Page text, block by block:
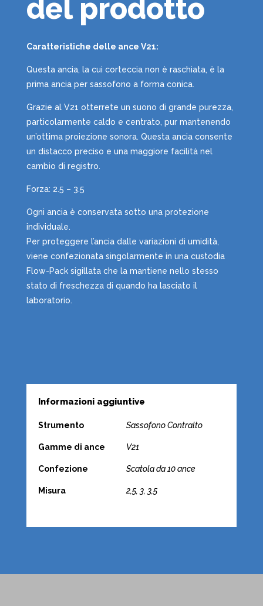
del prodotto
Caratteristiche delle ance V21:
Questa ancia, la cui corteccia non è raschiata, è la
prima ancia per sassofono a forma conica.
Grazie al V21 otterrete un suono di grande purezza,
particolarmente caldo e centrato, pur mantenendo
un’ottima proiezione sonora. Questa ancia consente
un distacco preciso e una maggiore facilità nel
cambio di registro.
Forza: 2.5 – 3.5
Ogni ancia è conservata sotto una protezione
individuale.
Per proteggere l’ancia dalle variazioni di umidità,
viene confezionata singolarmente in una custodia
Flow-Pack sigillata che la mantiene nello stesso
stato di freschezza di quando ha lasciato il
laboratorio.
Informazioni aggiuntive
Strumento Sassofono Contralto
Gamme di ance V21
Confezione Scatola da 10 ance
Misura 2,5, 3, 3,5